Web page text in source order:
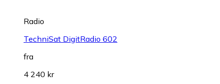
Radio
TechniSat DigitRadio 602
fra
4 240 kr